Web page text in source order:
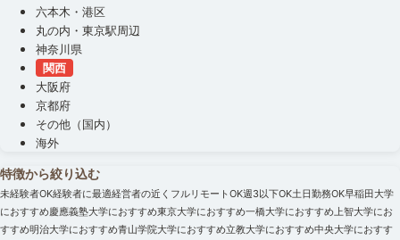
六本木・港区
丸の内・東京駅周辺
神奈川県
関西
大阪府
京都府
その他（国内）
海外
特徴から絞り込む
未経験者OK経験者に最適経営者の近く フルリモートOK週3以下OK土日勤務OK早稲田大学
におすすめ慶應義塾大学におすすめ東京大学におすすめ一橋大学におすすめ上智大学にお
すすめ明治大学におすすめ青山学院大学におすすめ立教大学におすすめ中央大学におすす